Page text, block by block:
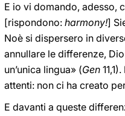
E io vi domando, adesso,
[rispondono: harmony!]
Noè si dispersero in
annullare le differenze,
un’unica lingua» (Gen
attenti: non ci ha creato
E davanti a queste